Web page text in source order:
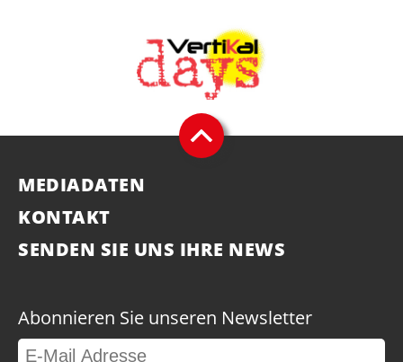
MEDIADATEN
KONTAKT
SENDEN SIE UNS IHRE NEWS
Abonnieren Sie unseren Newsletter